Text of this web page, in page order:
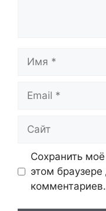
Сохранить
этом
комментариев.